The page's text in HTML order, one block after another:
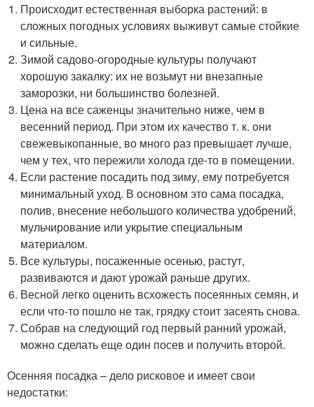
Происходит естественная выборка растений: в
сложных погодных условиях выживут самые стойкие
и сильные.
Зимой садово-огородные культуры получают
хорошую закалку: их не возьмут ни внезапные
заморозки, ни большинство болезней.
Цена на все саженцы значительно ниже, чем в
весенний период. При этом их качество т. к. они
свежевыкопанные, во много раз превышает лучше,
чем у тех, что пережили холода где-то в помещении.
Если растение посадить под зиму, ему потребуется
минимальный уход. В основном это сама посадка,
полив, внесение небольшого количества удобрений,
мульчирование или укрытие специальным
материалом.
Все культуры, посаженные осенью, растут,
развиваются и дают урожай раньше других.
Весной легко оценить всхожесть посеянных семян, и
если что-то пошло не так, грядку стоит засеять снова.
Собрав на следующий год первый ранний урожай,
можно сделать еще один посев и получить второй.
Осенняя посадка – дело рисковое и имеет свои
недостатки: